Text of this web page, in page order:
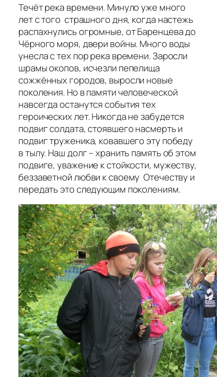
Течёт река времени. Минуло уже много
лет с того страшного дня, когда настежь
распахнулись огромные, от Баренцева до
Чёрного моря, двери войны. Много воды
унесла с тех пор река времени. Заросли
шрамы окопов, исчезли пепелища
сожжённых городов, выросли новые
поколения. Но в памяти человеческой
навсегда останутся события тех
героических лет. Никогда не забудется
подвиг солдата, стоявшего насмерть и
подвиг труженика, ковавшего эту победу
в тылу. Наш долг – хранить память об этом
подвиге, уважение к стойкости, мужеству,
беззаветной любви к своему Отечеству и
передать это следующим поколениям.